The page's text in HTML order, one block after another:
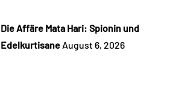
Die Affäre Mata Hari: Spionin und
Edelkurtisane August 6, 2026